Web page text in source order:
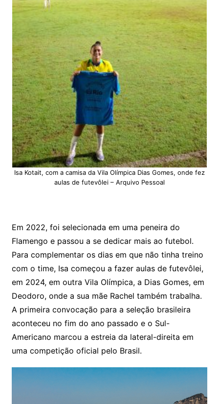
Isa Kotait, com a camisa da Vila Olímpica Dias Gomes, onde fez
aulas de futevôlei – Arquivo Pessoal
Em 2022, foi selecionada em uma peneira do
Flamengo e passou a se dedicar mais ao futebol.
Para complementar os dias em que não tinha treino
com o time, Isa começou a fazer aulas de futevôlei,
em 2024, em outra Vila Olímpica, a Dias Gomes, em
Deodoro, onde a sua mãe Rachel também trabalha.
A primeira convocação para a seleção brasileira
aconteceu no fim do ano passado e o Sul-
Americano marcou a estreia da lateral-direita em
uma competição oficial pelo Brasil.